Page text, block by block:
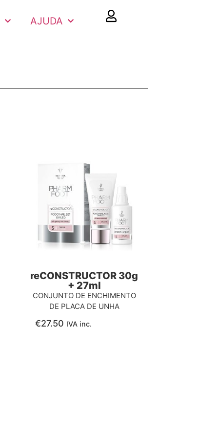
AJUDA
reCONSTRUCTOR 30g
+ 27ml
CONJUNTO DE ENCHIMENTO
DE PLACA DE UNHA
€27.50 IVA inc.